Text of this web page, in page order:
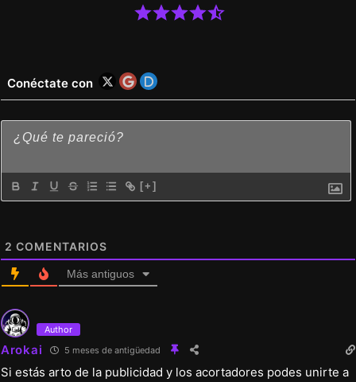
Conéctate con
[+]
2 COMENTARIOS
Más antiguos
Author
Arokai 5 meses de antigüedad
Si estás arto de la publicidad y los acortadores podes unirte a